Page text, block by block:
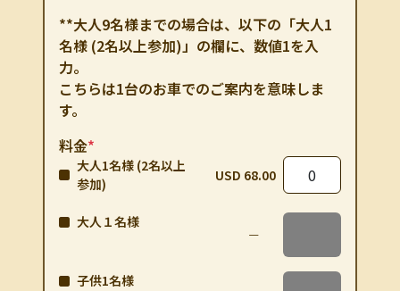
**大人9名様までの場合は、以下の「大人1
名様 (2名以上参加)」の欄に、数値1を入
力。
こちらは1台のお車でのご案内を意味しま
す。
料金*
大人1名様 (2名以上
参加)
USD 68.00
大人１名様
子供1名様